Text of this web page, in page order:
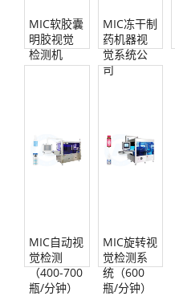
MIC软胶囊
明胶视觉
检测机
MIC冻干制
药机器视
觉系统公
司
MIC自动视
觉检测
（400-700
瓶/分钟）
MIC旋转视
觉检测系
统（600
瓶/分钟）